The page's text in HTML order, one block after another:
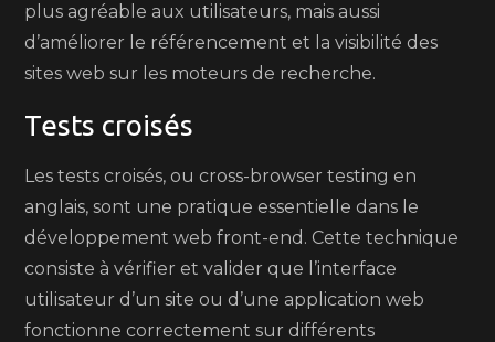
plus agréable aux utilisateurs, mais aussi
d’améliorer le référencement et la visibilité des
sites web sur les moteurs de recherche.
Tests croisés
Les tests croisés, ou cross-browser testing en
anglais, sont une pratique essentielle dans le
développement web front-end. Cette technique
consiste à vérifier et valider que l’interface
utilisateur d’un site ou d’une application web
fonctionne correctement sur différents